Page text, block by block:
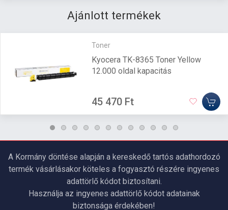
Ajánlott termékek
Toner
Kyocera TK-8365 Toner Yellow
12.000 oldal kapacitás
45 470 Ft
A Kormány döntése alapján a kereskedő tartós adathordozó
termék vásárlásakor köteles a fogyasztó részére ingyenes
adattörlő kódot biztosítani.
Használja az ingyenes adattörlő kódot adatainak
biztonsága érdekében!